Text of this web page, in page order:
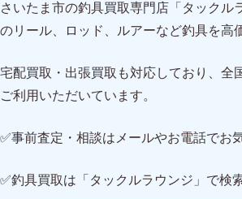
さいたま市の釣具買取専門店「タックル
のリール、ロッド、ルアーなど釣具を高
宅配買取・出張買取も対応しており、全
ご利用いただいています。
✅事前査定・相談はメールやお電話でお
✅釣具買取は「タックルラウンジ」で検